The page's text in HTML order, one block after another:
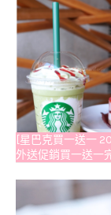
[星巴克買一送一
外送促銷買一送一